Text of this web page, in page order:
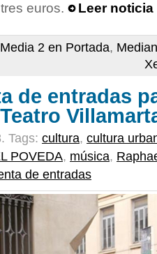
euros.
Leer
Media 2 en Portada,
de entradas
Tags: cultura, cultura
POVEDA, música,
de entradas